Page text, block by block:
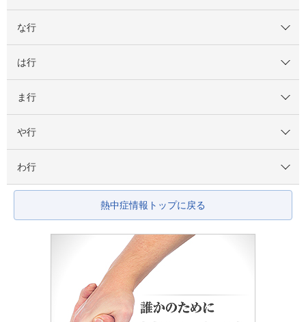
な行
は行
ま行
や行
わ行
熱中症情報トップに戻る